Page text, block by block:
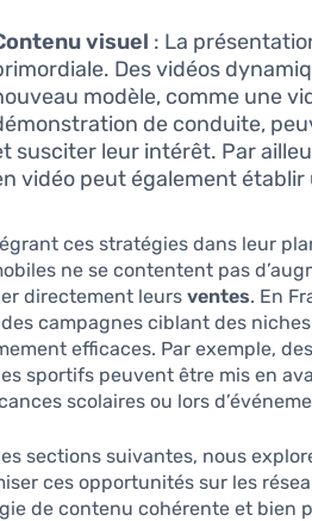
visuel : La
Des vidéos
modèle, comme une
de conduite,
susciter leur intérêt. Par
vidéo peut également
ces stratégies dans leur
ne se contentent pas
directement leursventes. En
campagnes ciblant des
efficaces. Par exemple,
sportifs peuvent être mis en
scolaires ou lors
sections suivantes, nous
ces opportunités sur les
de contenu cohérente et bien